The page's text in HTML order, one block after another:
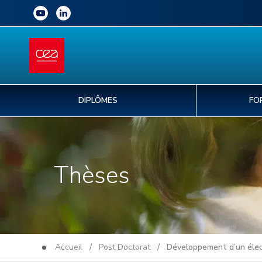
DIPLÔMES
Thèses
Accueil / Post Doctorat/ Développement d’un